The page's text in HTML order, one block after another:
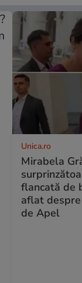
Unica.ro
Mirabela
flancată de
aflat
de Apel